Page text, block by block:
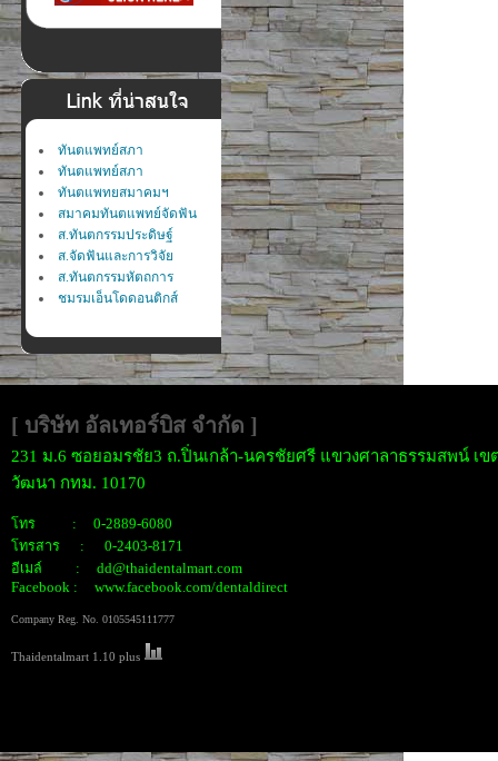
ทันตแพทย์สภา
ทันตแพทย์สภา
ทันตแพทยสมาคมฯ
สมาคมทันตแพทย์จัดฟัน
ส.ทันตกรรมประดิษฐ์
ส.จัดฟันและการวิจัย
ส.ทันตกรรมหัตถการ
ชมรมเอ็นโดดอนติกส์
[ บริษัท อัลเทอร์บิส จำกัด ]
231 ม.6 ซอยอมรชัย3 ถ.ปิ่นเกล้า-นครชัยศรี แขวงศาลาธรรมสพน์ เข
วัฒนา กทม. 10170
โทร : 0-2889-6080
โทรสาร : 0-2403-8171
อีเมล์ : dd@thaidentalmart.com
Facebook : www.facebook.com/dentaldirect
Company Reg. No. 0105545111777
Thaidentalmart 1.10 plus